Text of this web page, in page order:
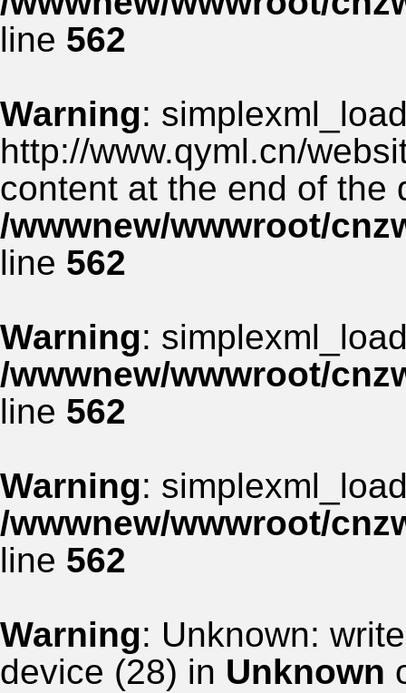
line 562
Warning:
http://www.qyml.cn/
content at the end of the
/wwwnew/wwwroot/
line 562
Warning:
/wwwnew/wwwroot/
line 562
Warning:
/wwwnew/wwwroot/
line 562
Warning: Unknown:
device (28) in Unknown